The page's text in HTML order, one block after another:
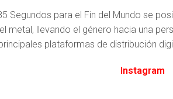
Segundos para el Fin del Mundo se
metal, llevando el género hacia una
plataformas de distribución
Instagram